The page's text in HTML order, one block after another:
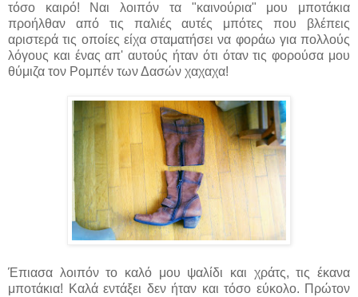
τόσο καιρό! Ναι λοιπόν τα "καινούρια" μου μποτάκια
προήλθαν από τις παλιές αυτές μπότες που βλέπεις
αριστερά τις οποίες είχα σταματήσει να φοράω για πολλούς
λόγους και ένας απ' αυτούς ήταν ότι όταν τις φορούσα μου
θύμιζα τον Ρομπέν των Δασών χαχαχα!
Έπιασα λοιπόν το καλό μου ψαλίδι και χράτς, τις έκανα
μποτάκια! Καλά εντάξει δεν ήταν και τόσο εύκολο. Πρώτον